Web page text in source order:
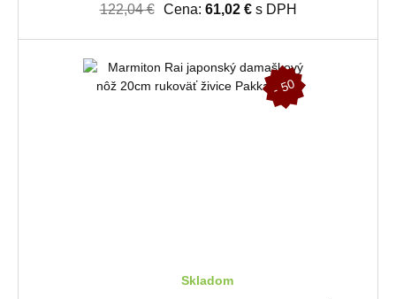
122,04 € Cena: 61,02 €s DPH
-
5
0
Skladom